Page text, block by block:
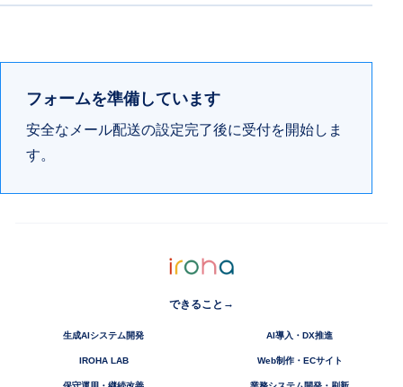
フォームを準備しています
安全なメール配送の設定完了後に受付を開始しま
す。
できること →
生成AIシステム開発 AI導入・DX推進
IROHA LAB Web制作・ECサイト